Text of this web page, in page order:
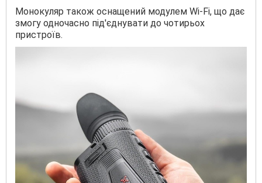
Монокуляр також оснащений модулем Wi-Fi, що дає
змогу одночасно під'єднувати до чотирьох
пристроїв.